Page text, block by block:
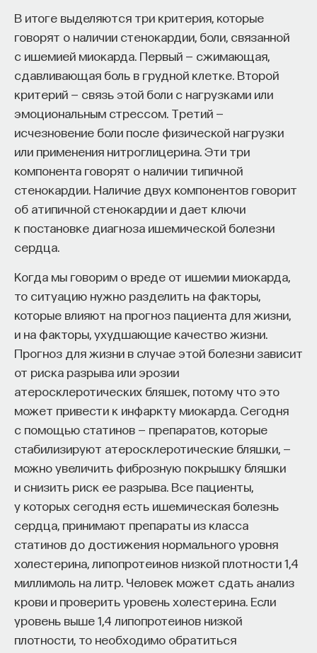
В итоге выделяются три критерия, которые
говорят о наличии стенокардии, боли, связанной
с ишемией миокарда. Первый — сжимающая,
сдавливающая боль в грудной клетке. Второй
критерий — связь этой боли с нагрузками или
эмоциональным стрессом. Третий —
исчезновение боли после физической нагрузки
или применения нитроглицерина. Эти три
компонента говорят о наличии типичной
стенокардии. Наличие двух компонентов говорит
об атипичной стенокардии и дает ключи
к постановке диагноза ишемической болезни
сердца.
Когда мы говорим о вреде от ишемии миокарда,
то ситуацию нужно разделить на факторы,
которые влияют на прогноз пациента для жизни,
и на факторы, ухудшающие качество жизни.
Прогноз для жизни в случае этой болезни зависит
от риска разрыва или эрозии
атеросклеротических бляшек, потому что это
может привести к инфаркту миокарда. Сегодня
с помощью статинов — препаратов, которые
стабилизируют атеросклеротические бляшки, —
можно увеличить фиброзную покрышку бляшки
и снизить риск ее разрыва. Все пациенты,
у которых сегодня есть ишемическая болезнь
сердца, принимают препараты из класса
статинов до достижения нормального уровня
холестерина, липопротеинов низкой плотности 1,4
миллимоль на литр. Человек может сдать анализ
крови и проверить уровень холестерина. Если
уровень выше 1,4 липопротеинов низкой
плотности, то необходимо обратиться
Если у вас есть STEM-образование или опыт
в исследовательской сфере — это ваш шанс
выйти на глобальный уровень. Помогите вместе
приблизить Четвёртую индустриальную
революцию и найти своё место в инновационном
будущем! ​
Заполните анкету и загрузите своё резюме,
чтобы стать участником программы
https://postnauka.org/link/tal1125_blog1
11/24/2025
НАПИСАТЬ НАМ
НАД МАТЕРИАЛОМ РАБОТАЛИ
Сения Долгачева
редактор ПостНауки
ТЕХНОЛОГИИ
644 публикации
ТЕХНОЛОГИИ МАТЕМАТИКА ОБРАЗОВАНИЕ
ПРОГРАММНАЯ ИНЖЕНЕРИЯ ТОЧНЫЕ НАУКИ